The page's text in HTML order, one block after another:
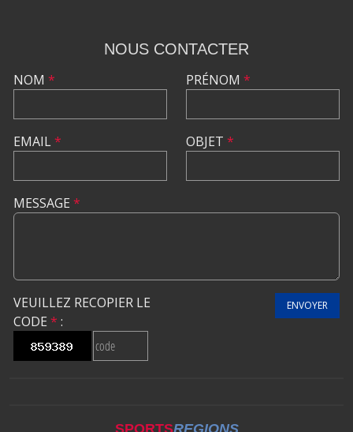
NOUS CONTACTER
NOM *
EMAIL*
PRÉNOM *
OBJET *
MESSAGE *
VEUILLEZ RECOPIER LE
CODE * :
ENVOYER
SPORTSREGIONS